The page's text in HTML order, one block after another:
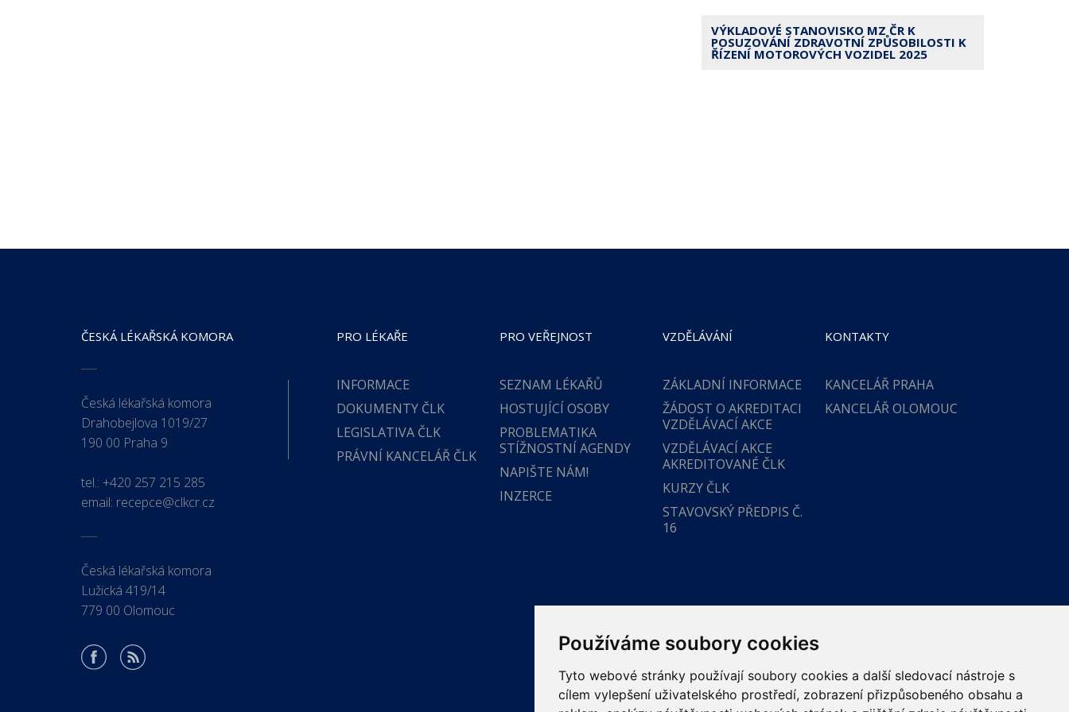
Používáme soubory cookies
Tyto webové stránky používají soubory cookies a další sledovací nástroje s
cílem vylepšení uživatelského prostředí, zobrazení přizpůsobeného obsahu a
VÝKLADOVÉ STANOVISKO MZ ČR K
POSUZOVÁNÍ ZDRAVOTNÍ ZPŮSOBILOSTI K
ŘÍZENÍ MOTOROVÝCH VOZIDEL 2025
ČESKÁ LÉKAŘSKÁ KOMORA
Česká lékařská komora
Drahobejlova 1019/27
190 00 Praha 9
tel.: +420 257 215 285
email: recepce@clkcr.cz
Česká lékařská komora
Lužická 419/14
779 00 Olomouc
PRO LÉKAŘE
INFORMACE
DOKUMENTY ČLK
LEGISLATIVA ČLK
PRÁVNÍ KANCELÁŘ ČLK
PRO VEŘEJNOST
SEZNAM LÉKAŘŮ
HOSTUJÍCÍ OSOBY
PROBLEMATIKA
STÍŽNOSTNÍ AGENDY
NAPIŠTE NÁM!
INZERCE
VZDĚLÁVÁNÍ
ZÁKLADNÍ INFORMACE
ŽÁDOST O AKREDITACI
VZDĚLÁVACÍ AKCE
VZDĚLÁVACÍ AKCE
AKREDITOVANÉ ČLK
KURZY ČLK
STAVOVSKÝ PŘEDPIS Č.
16
KONTAKTY
KANCELÁŘ PRAHA
KANCELÁŘ OLOMOUC